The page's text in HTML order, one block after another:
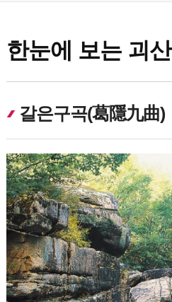
한눈에 보는 괴산
갈은구곡(葛隱九曲)